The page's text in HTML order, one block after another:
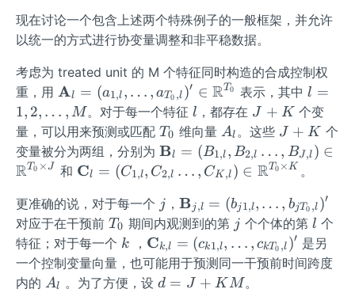
{r}}
=\l
(\wi
deh
at
{r}_
1, \l
dot
\wi
deh
at
{r}_
M\r
igh
\ri
gh
_
{1
\le
q t
\le
0,
1
\le
q l
\le
现在讨论一个包含上述两个特殊例子的一般框架，并允许
以统一的方式进行协变量调整和非平稳数据。
考虑为 treated unit 的 M 个特征同时构造的合成控制权
重，用 \m
ath
bf
{A}
_l=
(a_
{1,
l},\l
dot
s,a_
{T_
0,
Al = (a1,l , … , aT0 ,l )′ ∈ RT0 表示，其中l=
1,
2,\l
dot
s,M
l =
1, 2, … , M。对于每一个特征 l
l ，都存在 J
+
K
J + K 个变
量，可以用来预测或匹配 T
_
0
T0 维向量 A
_
l
Al 。这些 J
+
K
J + K 个
变量被分为两组，分别为 \m
ath
{B}
_l=
(B_
{1,
l},B
Bl = (B1,l , B2,l … , BJ,l ) ∈
RT0 ×J 和 \m
bf
{C}
_l=
(C_
{1,
Cl = (C1,l, C2,l … , CK ,l ) ∈ RT0 ×K 。
更准确的说，对于每一个 jj ，\m
ath
bf
{B}
_{j,
l}=
Bj ,l = (bj 1,l, … , bjT0 ,l )′
对应于在干预前 T
_
0
T0 期间内观测到的第 jj 个个体的第 l
l 个
特征；对于每一个 k
k ， \m
ath
bf
Ck,l = (ck1,l, … , ckT0 ,l )′ 是另
一个控制变量向量，也可能用于预测同一干预前时间跨度
内的 A
Al 。为了方便，设 d
d = J + K M。